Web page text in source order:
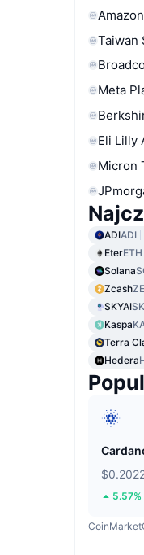
Taiwan
Meta
Eli Lilly
Micron
ADIADI
EterETH
Solana
Zcash
SKYAI
Kaspa
Terra
Hedera
5.57%